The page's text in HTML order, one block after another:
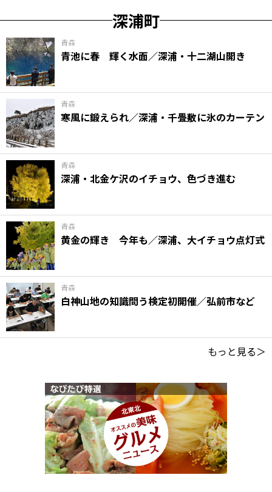
深浦町
青森
青池に春 輝く水面／深浦・十二湖山開き
青森
寒風に鍛えられ／深浦・千畳敷に氷のカーテン
青森
深浦・北金ケ沢のイチョウ、色づき進む
青森
黄金の輝き 今年も／深浦、大イチョウ点灯式
青森
白神山地の知識問う検定初開催／弘前市など
もっと見る＞